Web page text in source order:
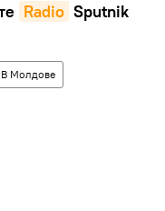
Radio Sputnik
В Молдове